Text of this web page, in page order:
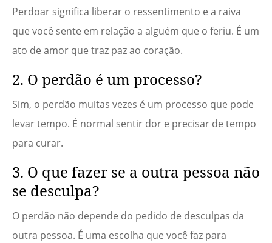
Perdoar significa liberar o ressentimento e a raiva
que você sente em relação a alguém que o feriu. É um
ato de amor que traz paz ao coração.
2. O perdão é um processo?
Sim, o perdão muitas vezes é um processo que pode
levar tempo. É normal sentir dor e precisar de tempo
para curar.
3. O que fazer se a outra pessoa não
se desculpa?
O perdão não depende do pedido de desculpas da
outra pessoa. É uma escolha que você faz para